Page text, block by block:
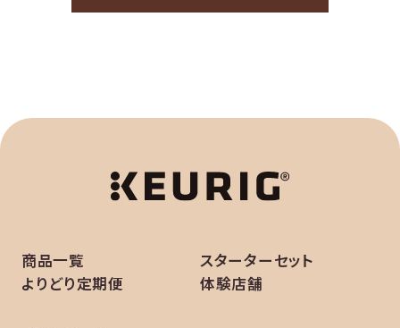
商品一覧
スターターセット
よりどり定期便
体験店舗